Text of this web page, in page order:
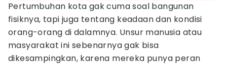
Pertumbuhan kota gak cuma soal bangunan
fisiknya, tapi juga tentang keadaan dan kondisi
orang-orang di dalamnya. Unsur manusia atau
masyarakat ini sebenarnya gak bisa
dikesampingkan, karena mereka punya peran